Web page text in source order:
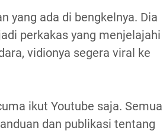
yang ada di bengkelnya. Dia
perkakas yang menjelajahi
vidionya segera viral ke
ikut Youtube saja. Semua
dan publikasi tentang